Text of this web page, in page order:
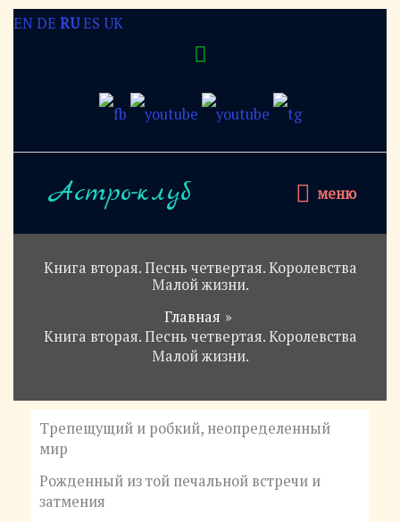
Перейти
к
хедером
Астро-клуб меню
меню
Книга вторая. Песнь четвертая. Королевства
Малой жизни.
Главная
Книга вторая. Песнь четвертая. Королевства
Малой жизни.
Трепещущий и робкий, неопределенный
мир
Рожденный из той печальной встречи и
затмения
ENDE RUES UK